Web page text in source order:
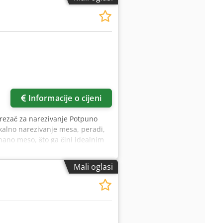
Informacije o cijeni
za narezivanje Potpuno
narezivanje mesa, peradi,
meso, što ga čini idealnim
ugrađenom sustavu za
vrste kobasica, šunki i sira
jedan preko drugoga ili složiti.
od 420 mm može
upravljačka ploča s dodirnim
rezanja, čime se omogućuje
lokacijama i
Mali oglasi